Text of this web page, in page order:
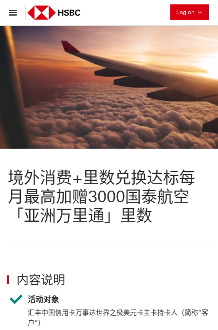
Log on
境外消费+里数兑换达标每
月最高加赠3000国泰航空
「亚洲万里通」里数
内容说明
活动对象
汇丰中国信用卡万事达世界之极美元卡主卡持卡人（简称“客
户”）